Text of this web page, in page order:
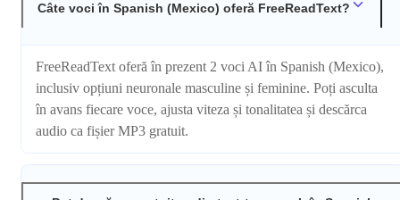
Câte voci în Spanish (Mexico) oferă FreeReadText?
FreeReadText oferă în prezent 2 voci AI în Spanish (Mexico),
inclusiv opțiuni neuronale masculine și feminine. Poți asculta
în avans fiecare voce, ajusta viteza și tonalitatea și descărca
audio ca fișier MP3 gratuit.